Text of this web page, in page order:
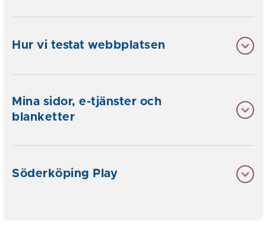
Hur vi testat webbplatsen
Mina sidor, e-tjänster och
blanketter
Söderköping Play